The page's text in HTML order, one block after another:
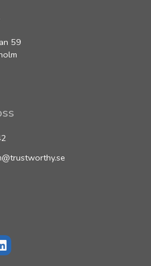
59